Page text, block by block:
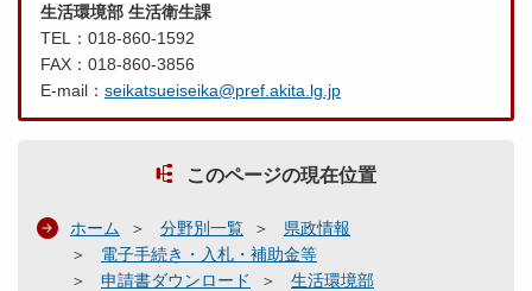
生活環境部 生活衛生課
TEL：018-860-1592
FAX：018-860-3856
E-mail： seikatsueiseika@pref.akita.lg.jp
このページの現在位置
ホーム 分野別一覧
県政情報
電子手続き・入札・補助金等
申請書ダウンロード
生活環境部